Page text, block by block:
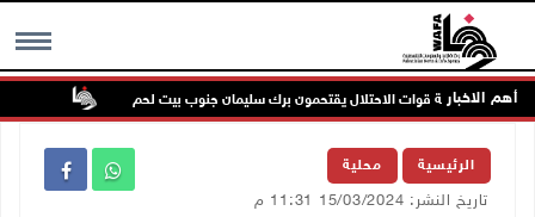
MENU أهم الاخبار
بحماية قوات الاحتلال يقتحمون برك سليمان جنوب بيت لحم
الرئيسية محلية
تاريخ النشر: 15/03/2024 11:31 م